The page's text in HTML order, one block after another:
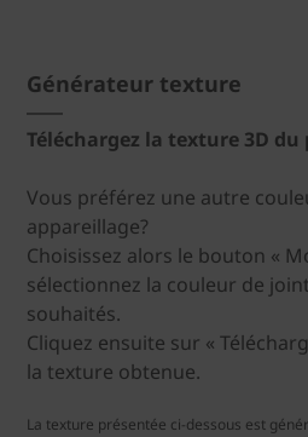
Générateur texture
Téléchargez la texture 3D
Vous préférez une autre
appareillage?
Choisissez alors le bouton «
sélectionnez la couleur de
souhaités.
Cliquez ensuite sur «
la texture obtenue.
La texture présentée ci-dessous est